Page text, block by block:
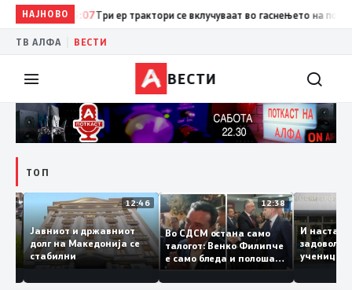
НАЈНОВО
13:07 Три ер трактори се вклучуваат во гаснењето на пожарот
ТВ АЛФА ВЕСТИ
ВЕСТИ
ТОП
12:47
ги
12:46
Јавниот и државниот
долг на Македонија се
стабилни
12:38
Во СДСМ остана само
талогот: Венко Филипче
е само бледа и полоша
копија дури и од Зоран
Заев
И